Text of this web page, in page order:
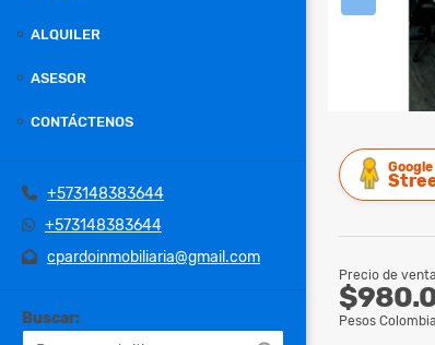
ALQUILER
ASESOR
CONTÁCTENOS
+573148383644
+573148383644
cpardoinmobiliaria@gmail.com
Buscar:
Google
Precio de venta
Pesos